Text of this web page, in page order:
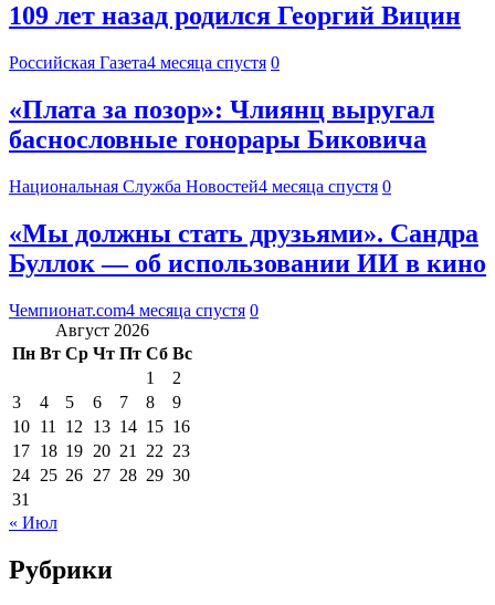
109 лет назад родился Георгий Вицин
Российская Газета4 месяца спустя 0
«Плата за позор»: Члиянц выругал
баснословные гонорары Биковича
Национальная Служба Новостей4 месяца спустя 0
«Мы должны стать друзьями». Сандра
Буллок — об использовании ИИ в кино
Чемпионат.com4 месяца спустя 0
Август 2026
Пн Вт Ср Чт Пт Сб Вс
1
2
3
4 5 6 7 8
9
10 11 12 13 14 15 16
17 18 19 20 21 22 23
24 25 26 27 28 29 30
31
« Июл
Рубрики